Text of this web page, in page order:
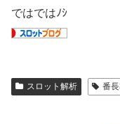
ではではﾉｼ
スロット解析 番